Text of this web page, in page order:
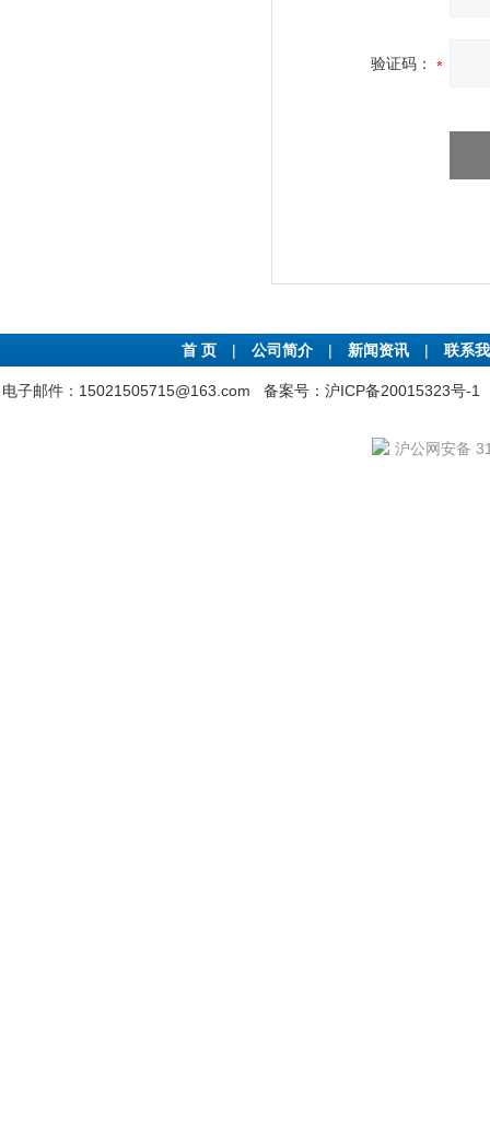
验证码：
首 页 | 公司简介 | 新闻资讯 | 联系
电子邮件：15021505715@163.com 备案号：沪ICP备20015323号-1
沪公网安备